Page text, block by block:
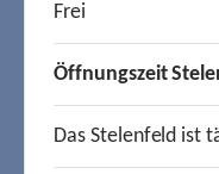
Frei
Öffnungszeit
Das Stelenfeld ist